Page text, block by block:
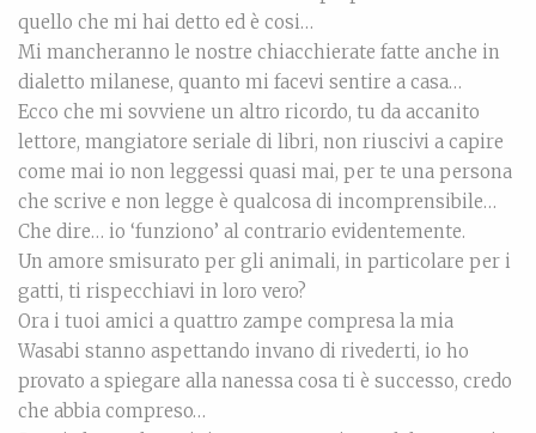
quello che mi hai detto ed è cosi…
Mi mancheranno le nostre chiacchierate fatte anche in
dialetto milanese, quanto mi facevi sentire a casa…
Ecco che mi sovviene un altro ricordo, tu da accanito
lettore, mangiatore seriale di libri, non riuscivi a capire
come mai io non leggessi quasi mai, per te una persona
che scrive e non legge è qualcosa di incomprensibile…
Che dire… io ‘funziono’ al contrario evidentemente.
Un amore smisurato per gli animali, in particolare per i
gatti, ti rispecchiavi in loro vero?
Ora i tuoi amici a quattro zampe compresa la mia
Wasabi stanno aspettando invano di rivederti, io ho
provato a spiegare alla nanessa cosa ti è successo, credo
che abbia compreso…